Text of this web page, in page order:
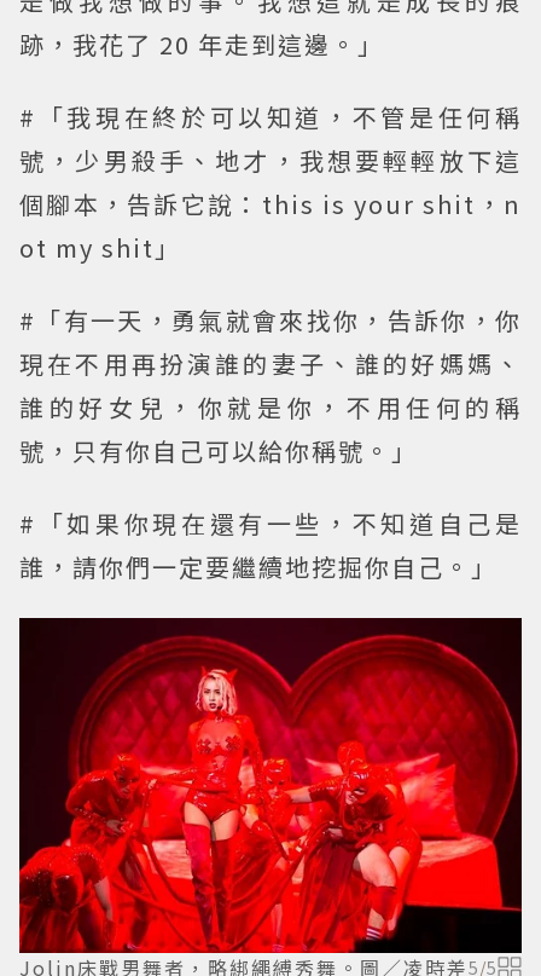
跡，我花了 20 年走到這邊。」
#「我現在終於可以知道，不管是任何稱
號，少男殺手、地才，我想要輕輕放下這
個腳本，告訴它說：this is your shit，n
ot my shit」
#「有一天，勇氣就會來找你，告訴你，你
現在不用再扮演誰的妻子、誰的好媽媽、
誰的好女兒，你就是你，不用任何的稱
號，只有你自己可以給你稱號。」
#「如果你現在還有一些，不知道自己是
誰，請你們一定要繼續地挖掘你自己。」
Jolin床戰男舞者，略綁繩縛秀舞。圖／凌時差5/5